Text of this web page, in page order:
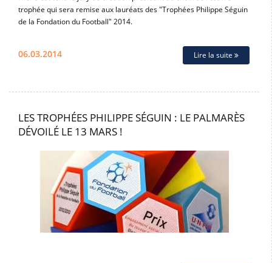
trophée qui sera remise aux lauréats des "Trophées Philippe Séguin
de la Fondation du Football" 2014.
06.03.2014 Lire la suite
LES TROPHÉES PHILIPPE SÉGUIN : LE PALMARÈS
DÉVOILÉ LE 13 MARS !